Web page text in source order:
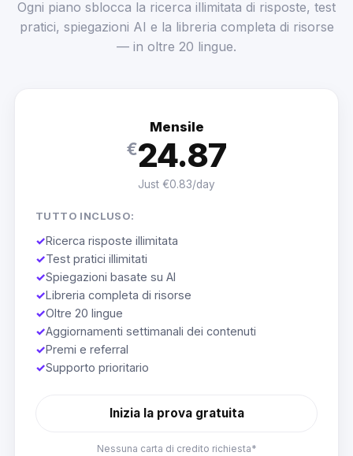
Ogni piano sblocca la ricerca illimitata di risposte, test
pratici, spiegazioni AI e la libreria completa di risorse
— in oltre 20 lingue.
Mensile
€24.87
Just €0.83/day
TUTTO INCLUSO:
✓Ricerca risposte illimitata
✓Test pratici illimitati
✓Spiegazioni basate su AI
✓Libreria completa di risorse
✓Oltre 20 lingue
✓Aggiornamenti settimanali dei contenuti
✓Premi e referral
✓Supporto prioritario
Inizia la prova gratuita
Nessuna carta di credito richiesta*